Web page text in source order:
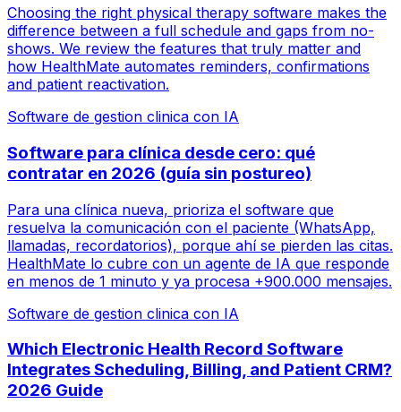
Choosing the right physical therapy software makes the
difference between a full schedule and gaps from no-
shows. We review the features that truly matter and
how HealthMate automates reminders, confirmations
and patient reactivation.
Software de gestion clinica con IA
Software para clínica desde cero: qué
contratar en 2026 (guía sin postureo)
Para una clínica nueva, prioriza el software que
resuelva la comunicación con el paciente (WhatsApp,
llamadas, recordatorios), porque ahí se pierden las citas.
HealthMate lo cubre con un agente de IA que responde
en menos de 1 minuto y ya procesa +900.000 mensajes.
Software de gestion clinica con IA
Which Electronic Health Record Software
Integrates Scheduling, Billing, and Patient CRM?
2026 Guide